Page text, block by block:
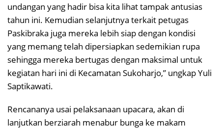
undangan yang hadir bisa kita lihat tampak antusias
tahun ini. Kemudian selanjutnya terkait petugas
Paskibraka juga mereka lebih siap dengan kondisi
yang memang telah dipersiapkan sedemikian rupa
sehingga mereka bertugas dengan maksimal untuk
kegiatan hari ini di Kecamatan Sukoharjo,” ungkap Yuli
Saptikawati.
Rencananya usai pelaksanaan upacara, akan di
lanjutkan berziarah menabur bunga ke makam